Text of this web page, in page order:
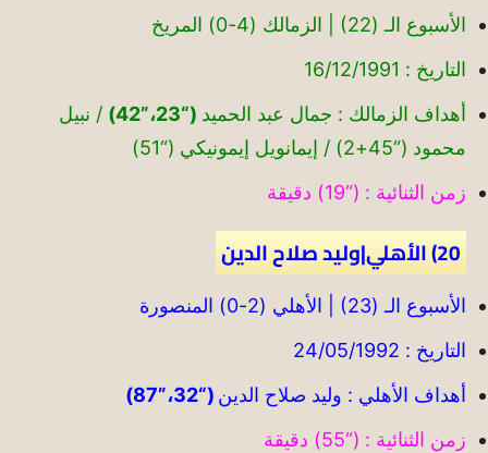
الأسبوع الـ (22) | الزمالك (4-0) المريخ
التاريخ : 16/12/1991
أهداف الزمالك : جمال عبد الحميد (“23،”42)
/ نبيل
محمود (“45+2) / إيمانويل إيمونيكي (“51)
زمن الثنائية : (“19) دقيقة
20) الأهلي|وليد صلاح الدين
الأسبوع الـ (23) | الأهلي (2-0) المنصورة
التاريخ : 24/05/1992
أهداف الأهلي : وليد صلاح الدين (“32،”87)
زمن الثنائية : (“55) دقيقة